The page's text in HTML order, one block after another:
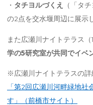
・ タチヨルづくえ
（「タ
の2点を交水堰周辺に展示
また広瀬川ナイトテラス
学の5研究室が共同でイベ
※広瀬川ナイトテラスの詳
「第2回広瀬川河畔緑地
す」（前橋市サイト）